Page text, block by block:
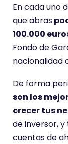
En cada uno
que abras
100.000
Fondo de
nacionalidad
De forma
son los
crecer tus
de inversor,
cuentas de